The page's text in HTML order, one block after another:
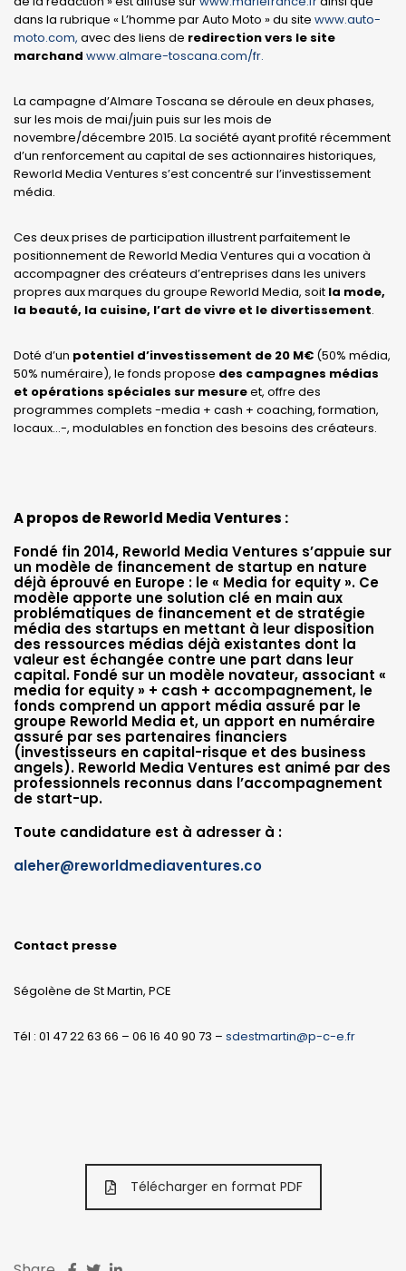
dans la rubrique « L’homme par Auto Moto » du site www.auto-
moto.com, avec des liens de redirection vers le site
marchand www.almare-toscana.com/fr.
La campagne d’Almare Toscana se déroule en deux phases,
sur les mois de mai/juin puis sur les mois de
novembre/décembre 2015. La société ayant profité récemment
d’un renforcement au capital de ses actionnaires historiques,
Reworld Media Ventures s’est concentré sur l’investissement
média.
Ces deux prises de participation illustrent parfaitement le
positionnement de Reworld Media Ventures qui a vocation à
accompagner des créateurs d’entreprises dans les univers
propres aux marques du groupe Reworld Media, soit la mode,
la beauté, la cuisine, l’art de vivre et le divertissement.
Doté d’un potentiel d’investissement de 20 M€ (50% média,
50% numéraire), le fonds propose des campagnes médias
et opérations spéciales sur mesureet, offre des
programmes complets -media + cash + coaching, formation,
locaux…-, modulables en fonction des besoins des créateurs.
A propos de Reworld Media Ventures :
Fondé fin 2014, Reworld Media Ventures s’appuie sur
un modèle de financement de startup en nature
déjà éprouvé en Europe : le « Media for equity ». Ce
modèle apporte une solution clé en main aux
problématiques de financement et de stratégie
média des startups en mettant à leur disposition
des ressources médias déjà existantes dont la
valeur est échangée contre une part dans leur
capital. Fondé sur un modèle novateur, associant «
media for equity » + cash + accompagnement, le
fonds comprend un apport média assuré par le
groupe Reworld Media et, un apport en numéraire
assuré par ses partenaires financiers
(investisseurs en capital-risque et des business
angels). Reworld Media Ventures est animé par des
professionnels reconnus dans l’accompagnement
de start-up.
Toute candidature est à adresser à :
aleher@reworldmediaventures.co
Contact presse
Ségolène de St Martin, PCE
Tél : 01 47 22 63 66 – 06 16 40 90 73 – sdestmartin@p-c-e.fr
Télécharger en format PDF